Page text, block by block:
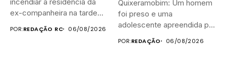
ex-companheira na tarde...
POR:REDAÇÃO RC 06/08/2026
Quixeramobim: Um homem
foi preso e uma
adolescente apreendida por
POR:REDAÇÃO 06/08/2026